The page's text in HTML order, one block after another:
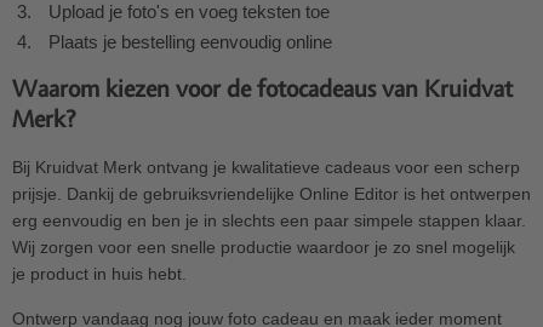
Upload je foto's en voeg teksten toe
Plaats je bestelling eenvoudig online
Waarom kiezen voor de fotocadeaus van Kruidvat
Merk?
Bij Kruidvat Merk ontvang je kwalitatieve cadeaus voor een scherp
prijsje. Dankij de gebruiksvriendelijke Online Editor is het ontwerpen
erg eenvoudig en ben je in slechts een paar simpele stappen klaar.
Wij zorgen voor een snelle productie waardoor je zo snel mogelijk
je product in huis hebt.
Ontwerp vandaag nog jouw foto cadeau en maak ieder moment